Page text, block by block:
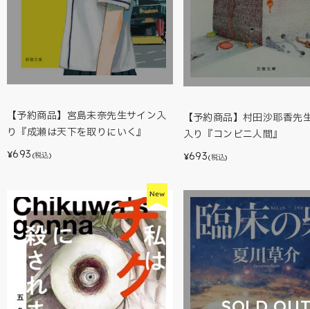
【予約商品】宮島未奈先生サイン入
り『成瀬は天下を取りにいく』
¥693 (税込)
【予約商品】村田沙耶香先
入り『コンビニ人間』
¥693(税込)